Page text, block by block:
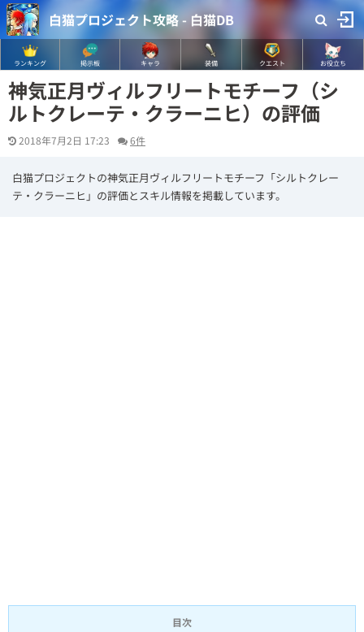
白猫プロジェクト攻略 - 白猫DB
ランキング 掲示板 キャラ 装備 クエスト お役立ち
神気正月ヴィルフリートモチーフ（シ
ルトクレーテ・クラーニヒ）の評価
2018年7月2日 17:23 6件
白猫プロジェクトの神気正月ヴィルフリートモチーフ「シルトクレー
テ・クラーニヒ」の評価とスキル情報を掲載しています。
目次